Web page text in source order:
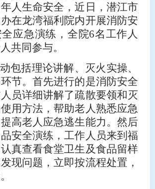
人生命安全，近日，潜江市
在龙湾福利院内开展消防安
应急演练，全院6名工作人
共同参与。
包括理论讲解、灭火实操、
节。首先进行的是消防安全
员详细讲解了疏散要领和灭
用方法，帮助老人熟悉应急
高老人应急逃生能力。然后
安全演练，工作人员来到福
真查看食堂卫生及食品留样
现问题，立即按流程处置，